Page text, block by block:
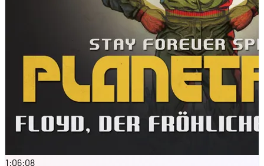
1:06:08